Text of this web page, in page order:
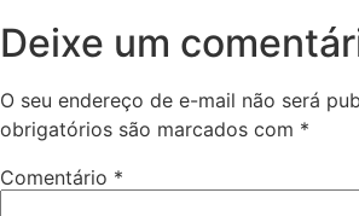
Deixe um
O seu endereço de e-mail não será
obrigatórios são marcados com *
Comentário *